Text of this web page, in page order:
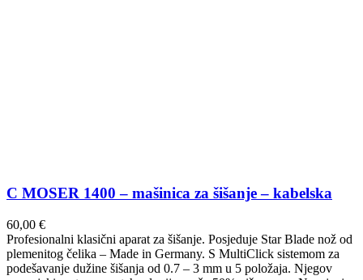
C MOSER 1400 – mašinica za šišanje – kabelska
60,00 €
Profesionalni klasični aparat za šišanje. Posjeduje Star Blade nož od
plemenitog čelika – Made in Germany. S MultiClick sistemom za
podešavanje dužine šišanja od 0.7 – 3 mm u 5 položaja. Njegov